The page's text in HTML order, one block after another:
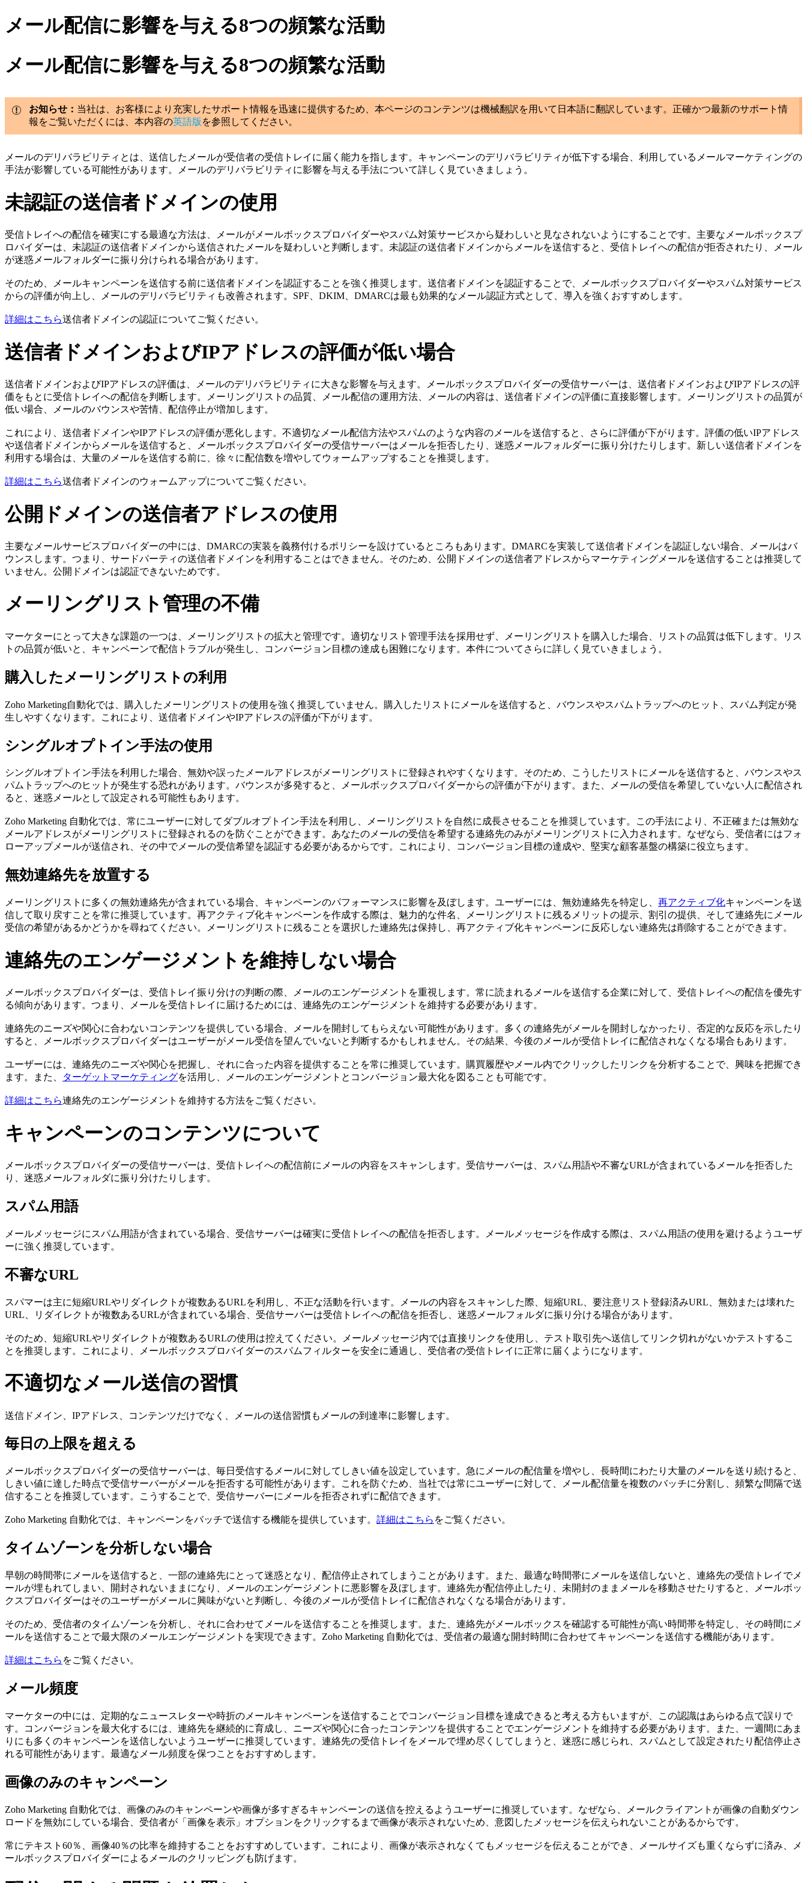
メール配信に影響を与える8つの頻繁な活動
メール配信に影響を与える8つの頻繁な活動
お知らせ： 当社は、お客様により充実したサポート情報を迅速に提供するため、本ページのコンテンツは機械翻訳を用いて日本語に翻訳しています。正確かつ最新のサポート情
報をご覧いただくには、本内容の英語版 を参照してください。
メールのデリバラビリティとは、送信したメールが受信者の受信トレイに届く能力を指します。キャンペーンのデリバラビリティが低下する場合、利用しているメールマーケティングの
手法が影響している可能性があります。メールのデリバラビリティに影響を与える手法について詳しく見ていきましょう。
未認証の送信者ドメインの使用
受信トレイへの配信を確実にする最適な方法は、メールがメールボックスプロバイダーやスパム対策サービスから疑わしいと見なされないようにすることです。主要なメールボックスプ
ロバイダーは、未認証の送信者ドメインから送信されたメールを疑わしいと判断します。未認証の送信者ドメインからメールを送信すると、受信トレイへの配信が拒否されたり、メール
が迷惑メールフォルダーに振り分けられる場合があります。
そのため、メールキャンペーンを送信する前に送信者ドメインを認証することを強く推奨します。送信者ドメインを認証することで、メールボックスプロバイダーやスパム対策サービス
からの評価が向上し、メールのデリバラビリティも改善されます。SPF、DKIM、DMARCは最も効果的なメール認証方式として、導入を強くおすすめします。
詳細はこちら送信者ドメインの認証についてご覧ください。
送信者ドメインおよびIPアドレスの評価が低い場合
送信者ドメインおよびIPアドレスの評価は、メールのデリバラビリティに大きな影響を与えます。メールボックスプロバイダーの受信サーバーは、送信者ドメインおよびIPアドレスの評
価をもとに受信トレイへの配信を判断します。メーリングリストの品質、メール配信の運用方法、メールの内容は、送信者ドメインの評価に直接影響します。メーリングリストの品質が
低い場合、メールのバウンスや苦情、配信停止が増加します。
これにより、送信者ドメインやIPアドレスの評価が悪化します。不適切なメール配信方法やスパムのような内容のメールを送信すると、さらに評価が下がります。評価の低いIPアドレス
や送信者ドメインからメールを送信すると、メールボックスプロバイダーの受信サーバーはメールを拒否したり、迷惑メールフォルダーに振り分けたりします。新しい送信者ドメインを
利用する場合は、大量のメールを送信する前に、徐々に配信数を増やしてウォームアップすることを推奨します。
詳細はこちら送信者ドメインのウォームアップについてご覧ください。
公開ドメインの送信者アドレスの使用
主要なメールサービスプロバイダーの中には、DMARCの実装を義務付けるポリシーを設けているところもあります。DMARCを実装して送信者ドメインを認証しない場合、メールはバ
ウンスします。つまり、サードパーティの送信者ドメインを利用することはできません。そのため、公開ドメインの送信者アドレスからマーケティングメールを送信することは推奨して
いません。公開ドメインは認証できないためです。
メーリングリスト管理の不備
マーケターにとって大きな課題の一つは、メーリングリストの拡大と管理です。適切なリスト管理手法を採用せず、メーリングリストを購入した場合、リストの品質は低下します。リス
トの品質が低いと、キャンペーンで配信トラブルが発生し、コンバージョン目標の達成も困難になります。本件についてさらに詳しく見ていきましょう。
購入したメーリングリストの利用
Zoho Marketing自動化では、購入したメーリングリストの使用を強く推奨していません。購入したリストにメールを送信すると、バウンスやスパムトラップへのヒット、スパム判定が発
生しやすくなります。これにより、送信者ドメインやIPアドレスの評価が下がります。
シングルオプトイン手法の使用
シングルオプトイン手法を利用した場合、無効や誤ったメールアドレスがメーリングリストに登録されやすくなります。そのため、こうしたリストにメールを送信すると、バウンスやス
パムトラップへのヒットが発生する恐れがあります。バウンスが多発すると、メールボックスプロバイダーからの評価が下がります。また、メールの受信を希望していない人に配信され
ると、迷惑メールとして設定される可能性もあります。
Zoho Marketing 自動化では、常にユーザーに対してダブルオプトイン手法を利用し、メーリングリストを自然に成長させることを推奨しています。この手法により、不正確または無効な
メールアドレスがメーリングリストに登録されるのを防ぐことができます。あなたのメールの受信を希望する連絡先のみがメーリングリストに入力されます。なぜなら、受信者にはフォ
ローアップメールが送信され、その中でメールの受信希望を認証する必要があるからです。これにより、コンバージョン目標の達成や、堅実な顧客基盤の構築に役立ちます。
無効連絡先を放置する
メーリングリストに多くの無効連絡先が含まれている場合、キャンペーンのパフォーマンスに影響を及ぼします。ユーザーには、無効連絡先を特定し、 再アクティブ化キャンペーンを送
信して取り戻すことを常に推奨しています。再アクティブ化キャンペーンを作成する際は、魅力的な件名、メーリングリストに残るメリットの提示、割引の提供、そして連絡先にメール
受信の希望があるかどうかを尋ねてください。メーリングリストに残ることを選択した連絡先は保持し、再アクティブ化キャンペーンに反応しない連絡先は削除することができます。
連絡先のエンゲージメントを維持しない場合
メールボックスプロバイダーは、受信トレイ振り分けの判断の際、メールのエンゲージメントを重視します。常に読まれるメールを送信する企業に対して、受信トレイへの配信を優先す
る傾向があります。つまり、メールを受信トレイに届けるためには、連絡先のエンゲージメントを維持する必要があります。
連絡先のニーズや関心に合わないコンテンツを提供している場合、メールを開封してもらえない可能性があります。多くの連絡先がメールを開封しなかったり、否定的な反応を示したり
すると、メールボックスプロバイダーはユーザーがメール受信を望んでいないと判断するかもしれません。その結果、今後のメールが受信トレイに配信されなくなる場合もあります。
ユーザーには、連絡先のニーズや関心を把握し、それに合った内容を提供することを常に推奨しています。購買履歴やメール内でクリックしたリンクを分析することで、興味を把握でき
ます。また、
ターゲットマーケティングを活用し、メールのエンゲージメントとコンバージョン最大化を図ることも可能です。
詳細はこちら連絡先のエンゲージメントを維持する方法をご覧ください。
キャンペーンのコンテンツについて
メールボックスプロバイダーの受信サーバーは、受信トレイへの配信前にメールの内容をスキャンします。受信サーバーは、スパム用語や不審なURLが含まれているメールを拒否した
り、迷惑メールフォルダに振り分けたりします。
スパム用語
メールメッセージにスパム用語が含まれている場合、受信サーバーは確実に受信トレイへの配信を拒否します。メールメッセージを作成する際は、スパム用語の使用を避けるようユーザ
ーに強く推奨しています。
不審なURL
スパマーは主に短縮URLやリダイレクトが複数あるURLを利用し、不正な活動を行います。メールの内容をスキャンした際、短縮URL、要注意リスト登録済みURL、無効または壊れた
URL、リダイレクトが複数あるURLが含まれている場合、受信サーバーは受信トレイへの配信を拒否し、迷惑メールフォルダに振り分ける場合があります。
そのため、短縮URLやリダイレクトが複数あるURLの使用は控えてください。メールメッセージ内では直接リンクを使用し、テスト取引先へ送信してリンク切れがないかテストするこ
とを推奨します。これにより、メールボックスプロバイダーのスパムフィルターを安全に通過し、受信者の受信トレイに正常に届くようになります。
不適切なメール送信の習慣
送信ドメイン、IPアドレス、コンテンツだけでなく、メールの送信習慣もメールの到達率に影響します。
毎日の上限を超える
メールボックスプロバイダーの受信サーバーは、毎日受信するメールに対してしきい値を設定しています。急にメールの配信量を増やし、長時間にわたり大量のメールを送り続けると、
しきい値に達した時点で受信サーバーがメールを拒否する可能性があります。これを防ぐため、当社では常にユーザーに対して、メール配信量を複数のバッチに分割し、頻繁な間隔で送
信することを推奨しています。こうすることで、受信サーバーにメールを拒否されずに配信できます。
Zoho Marketing 自動化では、キャンペーンをバッチで送信する機能を提供しています。 詳細はこちら をご覧ください。
タイムゾーンを分析しない場合
早朝の時間帯にメールを送信すると、一部の連絡先にとって迷惑となり、配信停止されてしまうことがあります。また、最適な時間帯にメールを送信しないと、連絡先の受信トレイでメ
ールが埋もれてしまい、開封されないままになり、メールのエンゲージメントに悪影響を及ぼします。連絡先が配信停止したり、未開封のままメールを移動させたりすると、メールボッ
クスプロバイダーはそのユーザーがメールに興味がないと判断し、今後のメールが受信トレイに配信されなくなる場合があります。
そのため、受信者のタイムゾーンを分析し、それに合わせてメールを送信することを推奨します。また、連絡先がメールボックスを確認する可能性が高い時間帯を特定し、その時間にメ
ールを送信することで最大限のメールエンゲージメントを実現できます。Zoho Marketing 自動化では、受信者の最適な開封時間に合わせてキャンペーンを送信する機能があります。
詳細はこちら をご覧ください。
メール頻度
マーケターの中には、定期的なニュースレターや時折のメールキャンペーンを送信することでコンバージョン目標を達成できると考える方もいますが、この認識はあらゆる点で誤りで
す。コンバージョンを最大化するには、連絡先を継続的に育成し、ニーズや関心に合ったコンテンツを提供することでエンゲージメントを維持する必要があります。また、一週間にあま
りにも多くのキャンペーンを送信しないようユーザーに推奨しています。連絡先の受信トレイをメールで埋め尽くしてしまうと、迷惑に感じられ、スパムとして設定されたり配信停止さ
れる可能性があります。最適なメール頻度を保つことをおすすめします。
画像のみのキャンペーン
Zoho Marketing 自動化では、画像のみのキャンペーンや画像が多すぎるキャンペーンの送信を控えるようユーザーに推奨しています。なぜなら、メールクライアントが画像の自動ダウン
ロードを無効にしている場合、受信者が「画像を表示」オプションをクリックするまで画像が表示されないため、意図したメッセージを伝えられないことがあるからです。
常にテキスト60％、画像40％の比率を維持することをおすすめしています。これにより、画像が表示されなくてもメッセージを伝えることができ、メールサイズも重くならずに済み、メ
ールボックスプロバイダーによるメールのクリッピングも防げます。